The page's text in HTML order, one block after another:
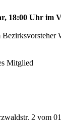
18:00 Uhr im
Mitglied
2 vom